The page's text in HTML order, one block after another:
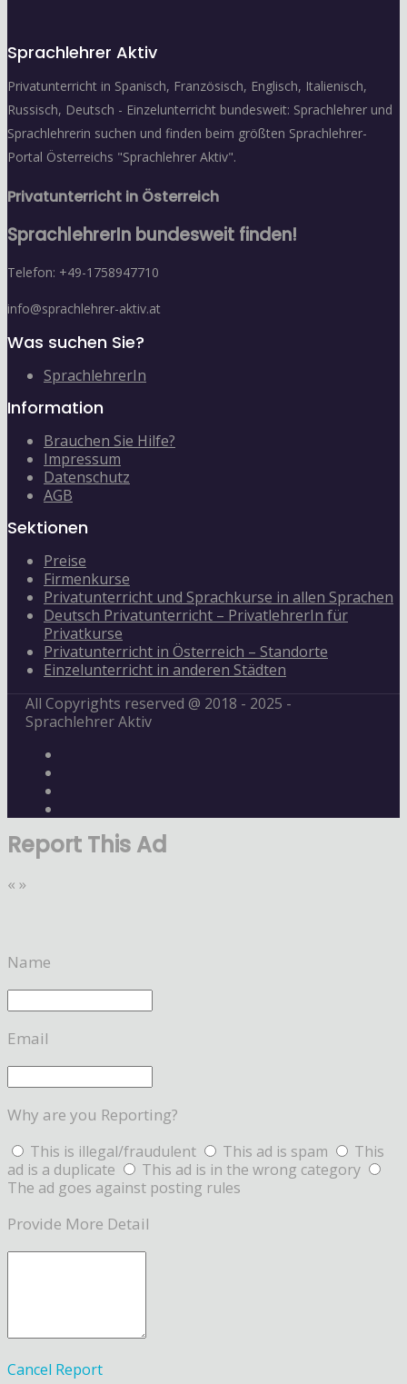
Sprachlehrer Aktiv
Privatunterricht in Spanisch, Französisch, Englisch, Italienisch,
Russisch, Deutsch - Einzelunterricht bundesweit: Sprachlehrer und
Sprachlehrerin suchen und finden beim größten Sprachlehrer-
Portal Österreichs "Sprachlehrer Aktiv".
Privatunterricht in Österreich
SprachlehrerIn bundesweit finden!
Telefon: +49-1758947710
info@sprachlehrer-aktiv.at
Was suchen Sie?
SprachlehrerIn
Information
Brauchen Sie Hilfe?
Impressum
Datenschutz
AGB
Sektionen
Preise
Firmenkurse
Privatunterricht und Sprachkurse in allen Sprachen
Deutsch Privatunterricht – PrivatlehrerIn für
Privatkurse
Privatunterricht in Österreich – Standorte
Einzelunterricht in anderen Städten
All Copyrights reserved @ 2018 - 2025 -
Sprachlehrer Aktiv
Report This Ad
« »
Name
Email
Why are you Reporting?
This is illegal/fraudulent This ad is spam
This
ad is a duplicate
This ad is in the wrong category
The ad goes against posting rules
Provide More Detail
Cancel Report